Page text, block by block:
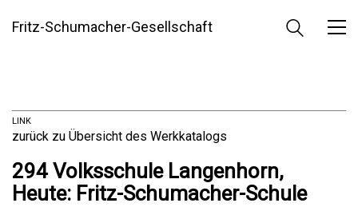
Fritz-Schumacher-Gesellschaft
LINK
zurück zu Übersicht des Werkkatalogs
294 Volksschule Langenhorn,
Heute: Fritz-Schumacher-Schule